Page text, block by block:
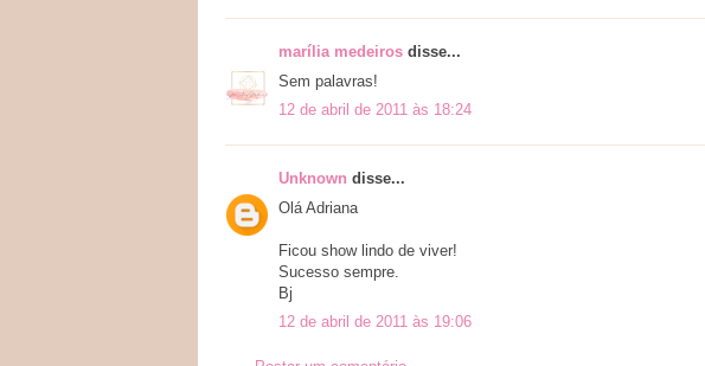
marília medeiros disse...
Sem palavras!
12 de abril de 2011 às 18:24
Unknown disse...
Olá Adriana
Ficou show lindo de viver!
Sucesso sempre.
Bj
12 de abril de 2011 às 19:06